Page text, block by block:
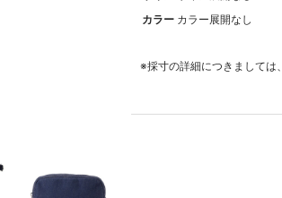
カラー カラー展開なし
※採寸の詳細につきましては、